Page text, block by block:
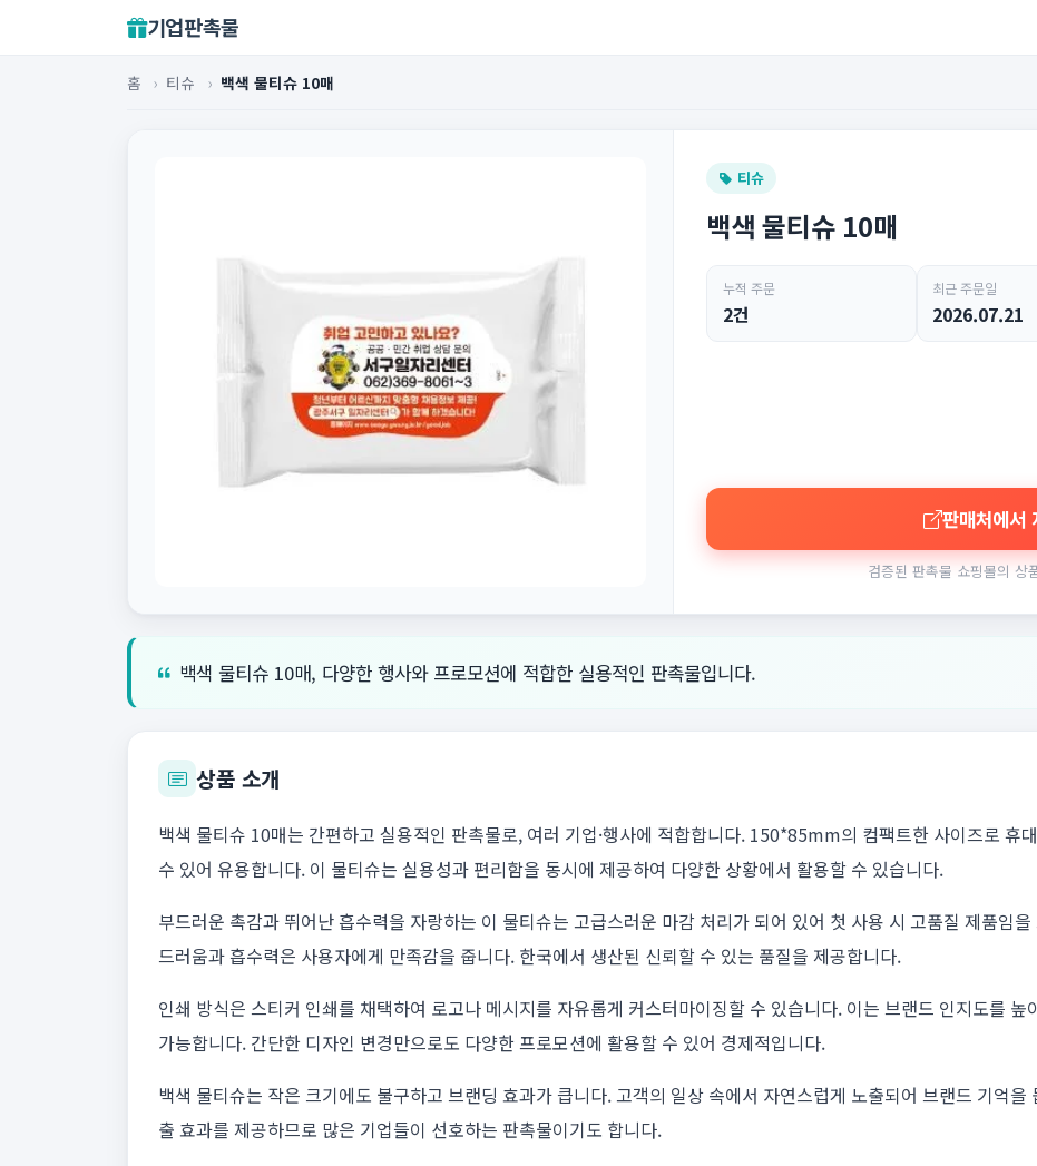
기업판촉물
홈 › 티슈 › 백색 물티슈 10매
티슈
백색 물티슈 10매
누적 주문
2건
최근 주문일
2026.07.21
판매처에서
검증된 판촉물 쇼핑몰의 상
백색 물티슈 10매, 다양한 행사와 프로모션에 적합한 실용적인 판촉물입니다.
상품 소개
백색 물티슈 10매는 간편하고 실용적인 판촉물로, 여러 기업·행사에 적합합니다. 150*85mm의 컴팩트한 사이즈로 휴
수 있어 유용합니다. 이 물티슈는 실용성과 편리함을 동시에 제공하여 다양한 상황에서 활용할 수 있습니다.
부드러운 촉감과 뛰어난 흡수력을 자랑하는 이 물티슈는 고급스러운 마감 처리가 되어 있어 첫 사용 시 고품질 제품임
드러움과 흡수력은 사용자에게 만족감을 줍니다. 한국에서 생산된 신뢰할 수 있는 품질을 제공합니다.
인쇄 방식은 스티커 인쇄를 채택하여 로고나 메시지를 자유롭게 커스터마이징할 수 있습니다. 이는 브랜드 인지도를
가능합니다. 간단한 디자인 변경만으로도 다양한 프로모션에 활용할 수 있어 경제적입니다.
백색 물티슈는 작은 크기에도 불구하고 브랜딩 효과가 큽니다. 고객의 일상 속에서 자연스럽게 노출되어 브랜드 기억
출 효과를 제공하므로 많은 기업들이 선호하는 판촉물이기도 합니다.